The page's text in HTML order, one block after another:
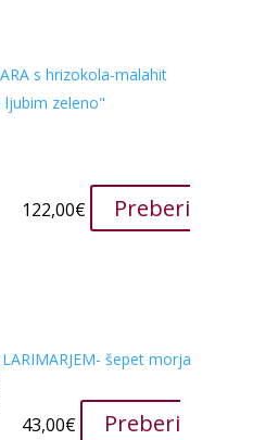
122,00€
Preberi
43,00€
Preberi